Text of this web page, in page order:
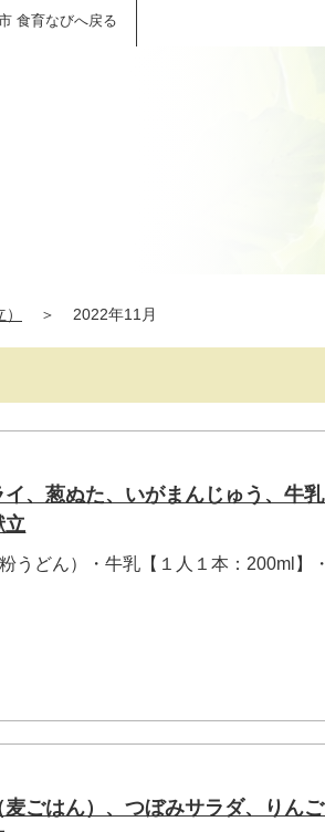
食育なびへ戻る
＞ 2022年11月
イ、葱ぬた、いがまんじゅう、牛
立
うどん）・牛乳【１人１本：200ml】
ごはん）、つぼみサラダ、りん